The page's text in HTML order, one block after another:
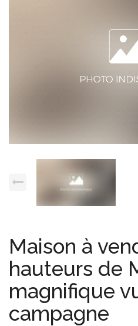
Maison à
hauteurs de
magnifique
campagne